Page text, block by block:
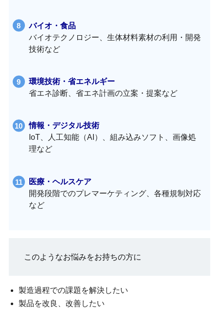
バイオ・食品
バイオテクノロジー、生体材料素材の利用・開発
技術など
環境技術・省エネルギー
省エネ診断、省エネ計画の立案・提案など
情報・デジタル技術
IoT、人工知能（AI）、組み込みソフト、画像処
理など
医療・ヘルスケア
開発段階でのプレマーケティング、各種規制対応
など
このようなお悩みをお持ちの方に
製造過程での課題を解決したい
製品を改良、改善したい